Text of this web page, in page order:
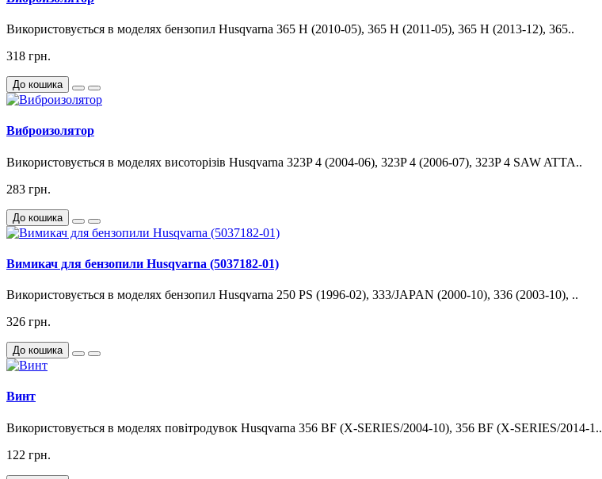
Використовується в моделях бензопил Husqvarna 365 H (2010-05), 365 H (2011-05), 365 H (2013-12), 365..
318 грн.
До кошика
Виброизолятор
Використовується в моделях висоторізів Husqvarna 323P 4 (2004-06), 323P 4 (2006-07), 323P 4 SAW ATTA..
283 грн.
До кошика
Вимикач для бензопили Husqvarna (5037182-01)
Використовується в моделях бензопил Husqvarna 250 PS (1996-02), 333/JAPAN (2000-10), 336 (2003-10), ..
326 грн.
До кошика
Винт
Використовується в моделях повітродувок Husqvarna 356 BF (X-SERIES/2004-10), 356 BF (X-SERIES/2014-1..
122 грн.